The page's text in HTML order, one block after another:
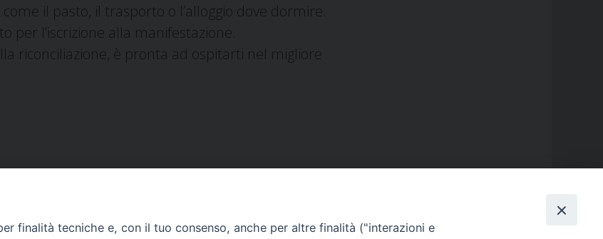
il pasto, il trasporto o l’alloggio dove dormire.
per l’iscrizione alla manifestazione.
riconciliazione, è pronta ad ospitarti nel migliore
finalità tecniche e, con il tuo consenso, anche per altre finalità ("interazioni e